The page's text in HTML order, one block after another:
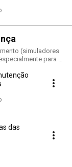
(simuladores
para a
das